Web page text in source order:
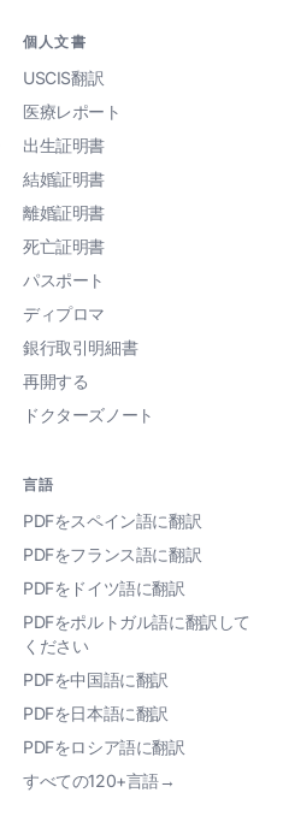
個人文書
USCIS翻訳
医療レポート
出生証明書
結婚証明書
離婚証明書
死亡証明書
パスポート
ディプロマ
銀行取引明細書
再開する
ドクターズノート
言語
PDFをスペイン語に翻訳
PDFをフランス語に翻訳
PDFをドイツ語に翻訳
PDFをポルトガル語に翻訳して
ください
PDFを中国語に翻訳
PDFを日本語に翻訳
PDFをロシア語に翻訳
すべての120+言語→